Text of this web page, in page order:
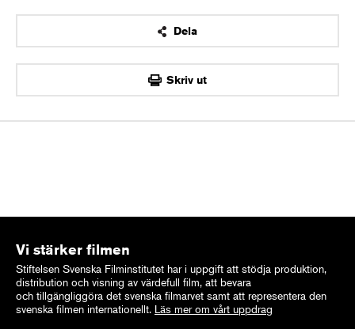
Dela
OK
Skriv ut
Vi stärker filmen
Stiftelsen Svenska Filminstitutet har i uppgift att stödja produktion,
distribution och visning av värdefull film, att bevara
och tillgängliggöra det svenska filmarvet samt att representera den
svenska filmen internationellt. Läs mer om vårt uppdrag